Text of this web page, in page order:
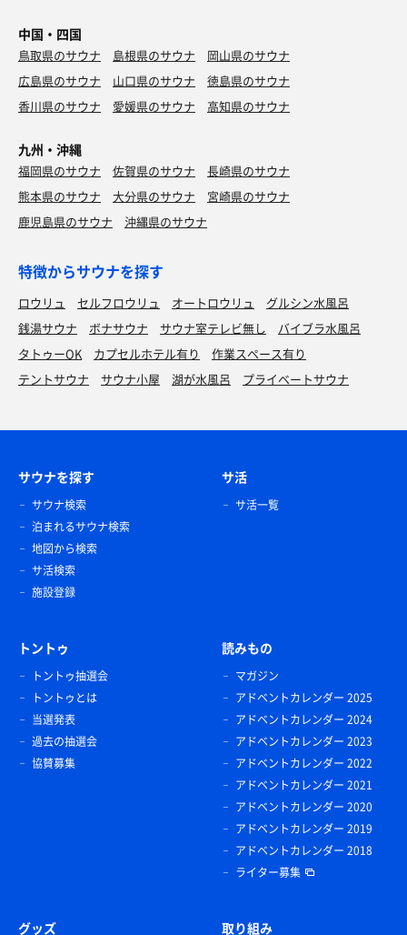
中国・四国
鳥取県のサウナ 島根県のサウナ
岡山県のサウナ
広島県のサウナ
山口県のサウナ
徳島県のサウナ
香川県のサウナ
愛媛県のサウナ 高知県のサウナ
九州・沖縄
福岡県のサウナ 佐賀県のサウナ
長崎県のサウナ
熊本県のサウナ
大分県のサウナ
宮崎県のサウナ
鹿児島県のサウナ
沖縄県のサウナ
特徴からサウナを探す
ロウリュ セルフロウリュ オートロウリュ
グルシン水風呂
銭湯サウナ
ボナサウナ サウナ室テレビ無し
バイブラ水風呂
タトゥーOK
カプセルホテル有り
作業スペース有り
テントサウナ
サウナ小屋 湖が水風呂 プライベートサウナ
サウナを探す
サウナ検索
泊まれるサウナ検索
地図から検索
サ活検索
施設登録
サ活
サ活一覧
トントゥ
トントゥ抽選会
トントゥとは
当選発表
過去の抽選会
協賛募集
読みもの
マガジン
アドベントカレンダー 2025
アドベントカレンダー 2024
アドベントカレンダー 2023
アドベントカレンダー 2022
アドベントカレンダー 2021
アドベントカレンダー 2020
アドベントカレンダー 2019
アドベントカレンダー 2018
ライター募集
グッズ 取り組み